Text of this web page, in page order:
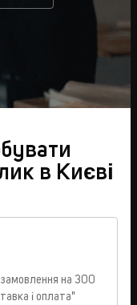
в Києві
замовлення на 300
і оплата"